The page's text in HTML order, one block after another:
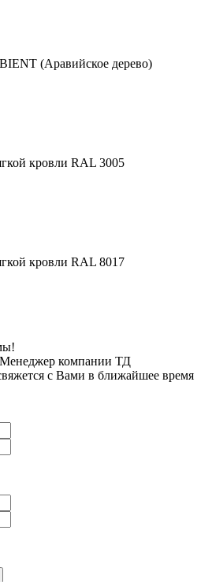
(Аравийское дерево)
кровли RAL 3005
кровли RAL 8017
компании ТД
с Вами в ближайшее время